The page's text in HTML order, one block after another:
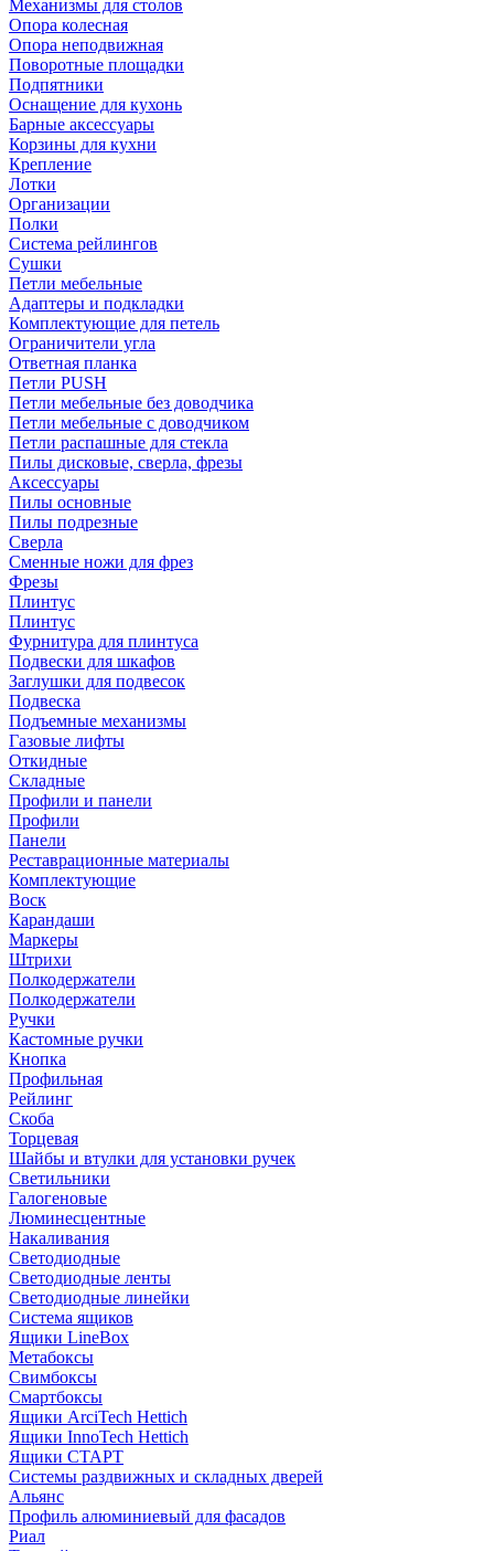
Механизмы для столов
Опора колесная
Опора неподвижная
Поворотные площадки
Подпятники
Оснащение для кухонь
Барные аксессуары
Корзины для кухни
Крепление
Лотки
Организации
Полки
Система рейлингов
Сушки
Петли мебельные
Адаптеры и подкладки
Комплектующие для петель
Ограничители угла
Ответная планка
Петли PUSH
Петли мебельные без доводчика
Петли мебельные с доводчиком
Петли распашные для стекла
Пилы дисковые, сверла, фрезы
Аксессуары
Пилы основные
Пилы подрезные
Сверла
Сменные ножи для фрез
Фрезы
Плинтус
Плинтус
Фурнитура для плинтуса
Подвески для шкафов
Заглушки для подвесок
Подвеска
Подъемные механизмы
Газовые лифты
Откидные
Складные
Профили и панели
Профили
Панели
Реставрационные материалы
Комплектующие
Воск
Карандаши
Маркеры
Штрихи
Полкодержатели
Полкодержатели
Ручки
Кастомные ручки
Кнопка
Профильная
Рейлинг
Скоба
Торцевая
Шайбы и втулки для установки ручек
Светильники
Галогеновые
Люминесцентные
Накаливания
Светодиодные
Светодиодные ленты
Светодиодные линейки
Система ящиков
Ящики LineBox
Метабоксы
Свимбоксы
Смартбоксы
Ящики ArciTech Hettich
Ящики InnoTech Hettich
Ящики СТАРТ
Системы раздвижных и складных дверей
Альянс
Профиль алюминиевый для фасадов
Риал